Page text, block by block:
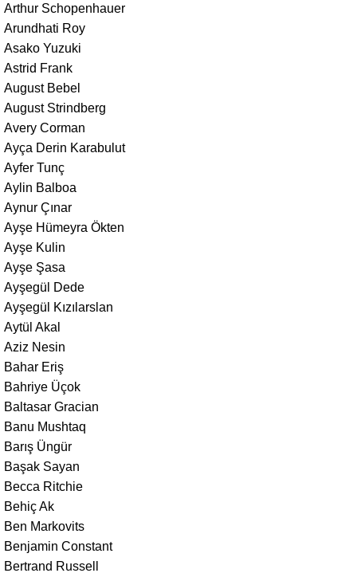
Arthur Schopenhauer
Arundhati Roy
Asako Yuzuki
Astrid Frank
August Bebel
August Strindberg
Avery Corman
Ayça Derin Karabulut
Ayfer Tunç
Aylin Balboa
Aynur Çınar
Ayşe Hümeyra Ökten
Ayşe Kulin
Ayşe Şasa
Ayşegül Dede
Ayşegül Kızılarslan
Aytül Akal
Aziz Nesin
Bahar Eriş
Bahriye Üçok
Baltasar Gracian
Banu Mushtaq
Barış Üngür
Başak Sayan
Becca Ritchie
Behiç Ak
Ben Markovits
Benjamin Constant
Bertrand Russell